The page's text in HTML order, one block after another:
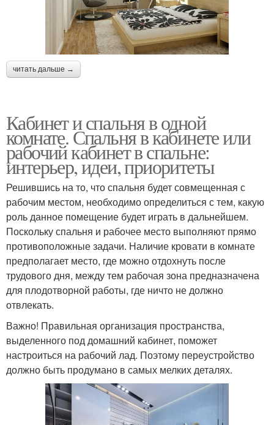
читать дальше →
Кабинет и спальня в одной
комнате. Спальня в кабинете или
рабочий кабинет в спальне:
интерьер, идеи, приоритеты
Решившись на то, что спальня будет совмещенная с
рабочим местом, необходимо определиться с тем, какую
роль данное помещение будет играть в дальнейшем.
Поскольку спальня и рабочее место выполняют прямо
противоположные задачи. Наличие кровати в комнате
предполагает место, где можно отдохнуть после
трудового дня, между тем рабочая зона предназначена
для плодотворной работы, где ничто не должно
отвлекать.
Важно! Правильная организация пространства,
выделенного под домашний кабинет, поможет
настроиться на рабочий лад. Поэтому переустройство
должно быть продумано в самых мелких деталях.